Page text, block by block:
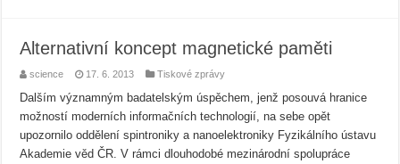
Alternativní koncept magnetické paměti
science 17. 6. 2013 Tiskové zprávy
Dalším významným badatelským úspěchem, jenž posouvá hranice
možností moderních informačních technologií, na sebe opět
upozornilo oddělení spintroniky a nanoelektroniky Fyzikálního ústavu
Akademie věd ČR. V rámci dlouhodobé mezinárodní spolupráce